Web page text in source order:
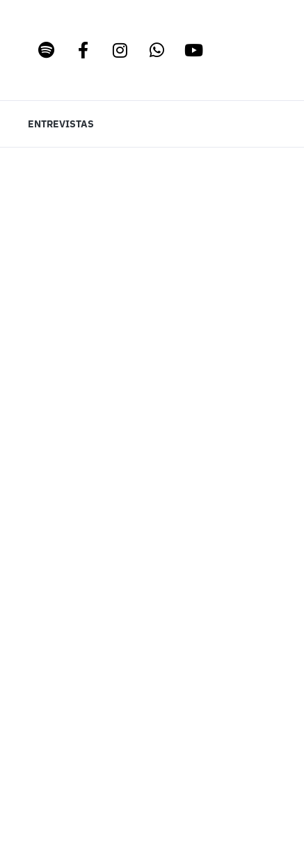
ENTREVISTAS